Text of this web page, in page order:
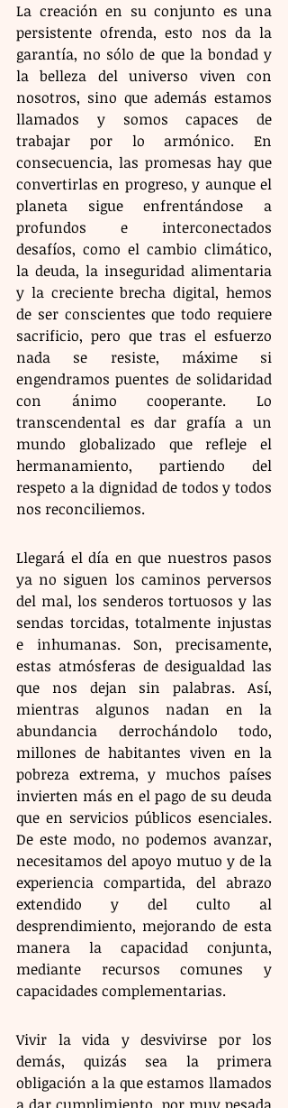
La creación en su conjunto es una
persistente ofrenda, esto nos da la
garantía, no sólo de que la bondad y
la belleza del universo viven con
nosotros, sino que además estamos
llamados y somos capaces de
trabajar por lo armónico. En
consecuencia, las promesas hay que
convertirlas en progreso, y aunque el
planeta sigue enfrentándose a
profundos e interconectados
desafíos, como el cambio climático,
la deuda, la inseguridad alimentaria
y la creciente brecha digital, hemos
de ser conscientes que todo requiere
sacrificio, pero que tras el esfuerzo
nada se resiste, máxime si
engendramos puentes de solidaridad
con ánimo cooperante. Lo
transcendental es dar grafía a un
mundo globalizado que refleje el
hermanamiento, partiendo del
respeto a la dignidad de todos y todos
nos reconciliemos.
Llegará el día en que nuestros pasos
ya no siguen los caminos perversos
del mal, los senderos tortuosos y las
sendas torcidas, totalmente injustas
e inhumanas. Son, precisamente,
estas atmósferas de desigualdad las
que nos dejan sin palabras. Así,
mientras algunos nadan en la
abundancia derrochándolo todo,
millones de habitantes viven en la
pobreza extrema, y muchos países
invierten más en el pago de su deuda
que en servicios públicos esenciales.
De este modo, no podemos avanzar,
necesitamos del apoyo mutuo y de la
experiencia compartida, del abrazo
extendido y del culto al
desprendimiento, mejorando de esta
manera la capacidad conjunta,
mediante recursos comunes y
capacidades complementarias.
Vivir la vida y desvivirse por los
demás, quizás sea la primera
obligación a la que estamos llamados